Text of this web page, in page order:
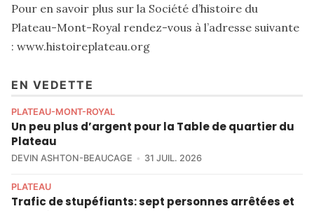
Pour en savoir plus sur la Société d’histoire du
Plateau-Mont-Royal rendez-vous à l’adresse suivante
: www.histoireplateau.org
EN VEDETTE
PLATEAU-MONT-ROYAL
Un peu plus d’argent pour la Table de quartier du
Plateau
DEVIN ASHTON-BEAUCAGE 31 JUIL. 2026
PLATEAU
Trafic de stupéfiants: sept personnes arrêtées et